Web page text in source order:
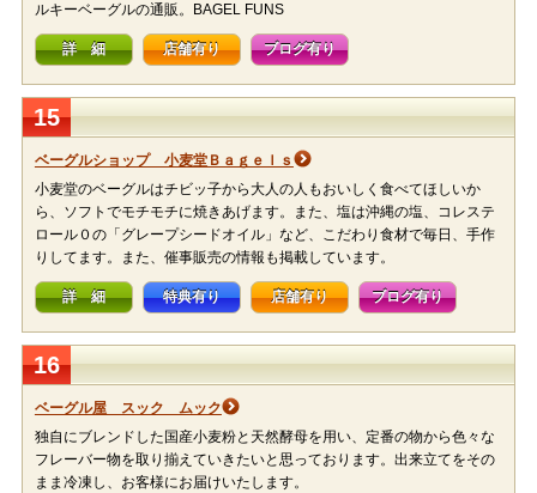
ルキーベーグルの通販。BAGEL FUNS
詳 細 店舗有り ブログ有り
15
ベーグルショップ 小麦堂Ｂａｇｅｌｓ
小麦堂のベーグルはチビッ子から大人の人もおいしく食べてほしいか
ら、ソフトでモチモチに焼きあげます。また、塩は沖縄の塩、コレステ
ロール０の「グレープシードオイル」など、こだわり食材で毎日、手作
りしてます。また、催事販売の情報も掲載しています。
詳 細 特典有り 店舗有り ブログ有り
16
ベーグル屋 スック ムック
独自にブレンドした国産小麦粉と天然酵母を用い、定番の物から色々な
フレーバー物を取り揃えていきたいと思っております。出来立てをその
まま冷凍し、お客様にお届けいたします。